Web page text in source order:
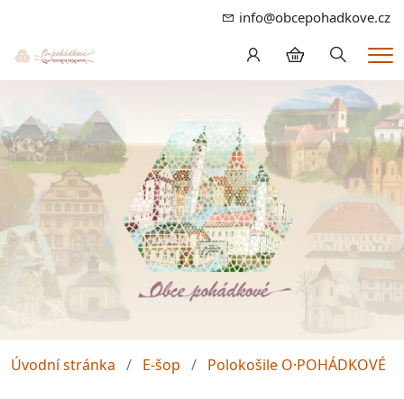
info@obcepohadkove.cz
Hledání
Úvodní stránka E-šop Polokošile O·POHÁDKOVÉ